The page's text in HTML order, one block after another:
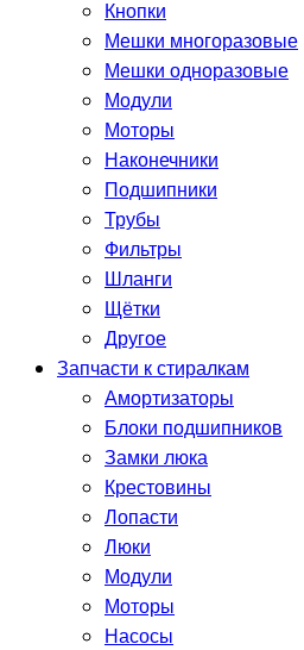
Кнопки
Мешки многоразовые
Мешки одноразовые
Модули
Моторы
Наконечники
Подшипники
Трубы
Фильтры
Шланги
Щётки
Другое
Запчасти к стиралкам
Амортизаторы
Блоки подшипников
Замки люка
Крестовины
Лопасти
Люки
Модули
Моторы
Насосы